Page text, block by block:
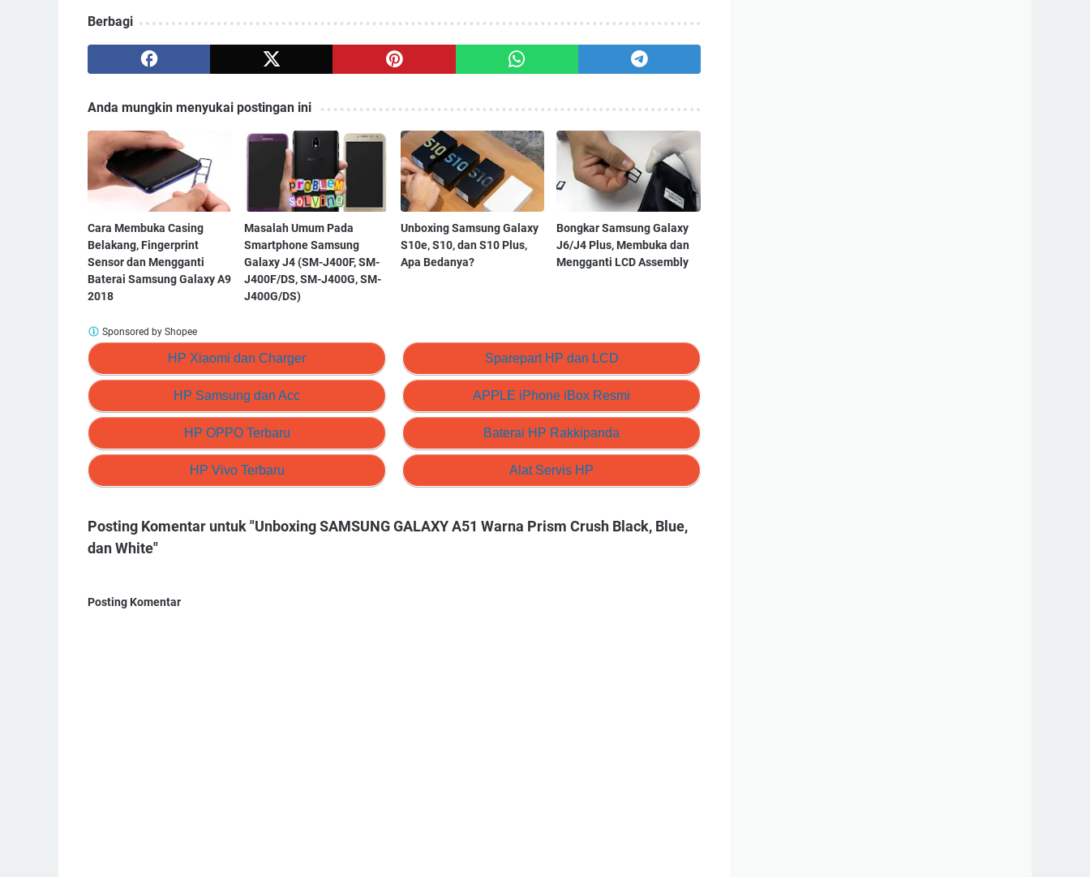
Berbagi
Anda mungkin menyukai postingan ini
Cara Membuka Casing
Belakang, Fingerprint
Sensor dan Mengganti
Baterai Samsung Galaxy A9
2018
Masalah Umum Pada
Smartphone Samsung
Galaxy J4 (SM-J400F, SM-
J400F/DS, SM-J400G, SM-
J400G/DS)
Unboxing Samsung Galaxy
S10e, S10, dan S10 Plus,
Apa Bedanya?
Bongkar Samsung Galaxy
J6/J4 Plus, Membuka dan
Mengganti LCD Assembly
HP Xiaomi dan Charger
HP Samsung dan Acc
HP OPPO Terbaru
HP Vivo Terbaru
Sparepart HP dan LCD
APPLE iPhone iBox Resmi
Baterai HP Rakkipanda
Alat Servis HP
Sponsored by Shopee
Posting Komentar untuk "Unboxing SAMSUNG GALAXY A51 Warna Prism Crush Black, Blue,
dan White"
Posting Komentar